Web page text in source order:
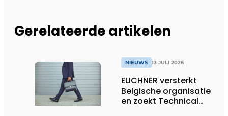
Gerelateerde artikelen
NIEUWS 13 JULI 2026
EUCHNER versterkt
Belgische organisatie
en zoekt Technical